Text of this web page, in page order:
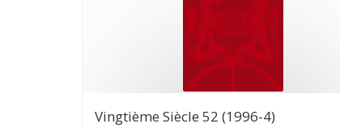
Vingtième Siècle 52 (1996-4)